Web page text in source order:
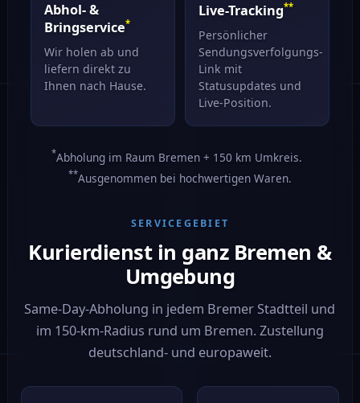
Abhol- &
Bringservice*
Wir holen ab und
liefern direkt zu
Ihnen nach Hause.
Live-Tracking**
Persönlicher
Sendungsverfolgungs-
Link mit
Statusupdates und
Live-Position.
*Abholung im Raum Bremen + 150 km Umkreis.
**Ausgenommen bei hochwertigen Waren.
SERVICEGEBIET
Kurierdienst in ganz Bremen &
Umgebung
Same-Day-Abholung in jedem Bremer Stadtteil und
im 150-km-Radius rund um Bremen. Zustellung
deutschland- und europaweit.